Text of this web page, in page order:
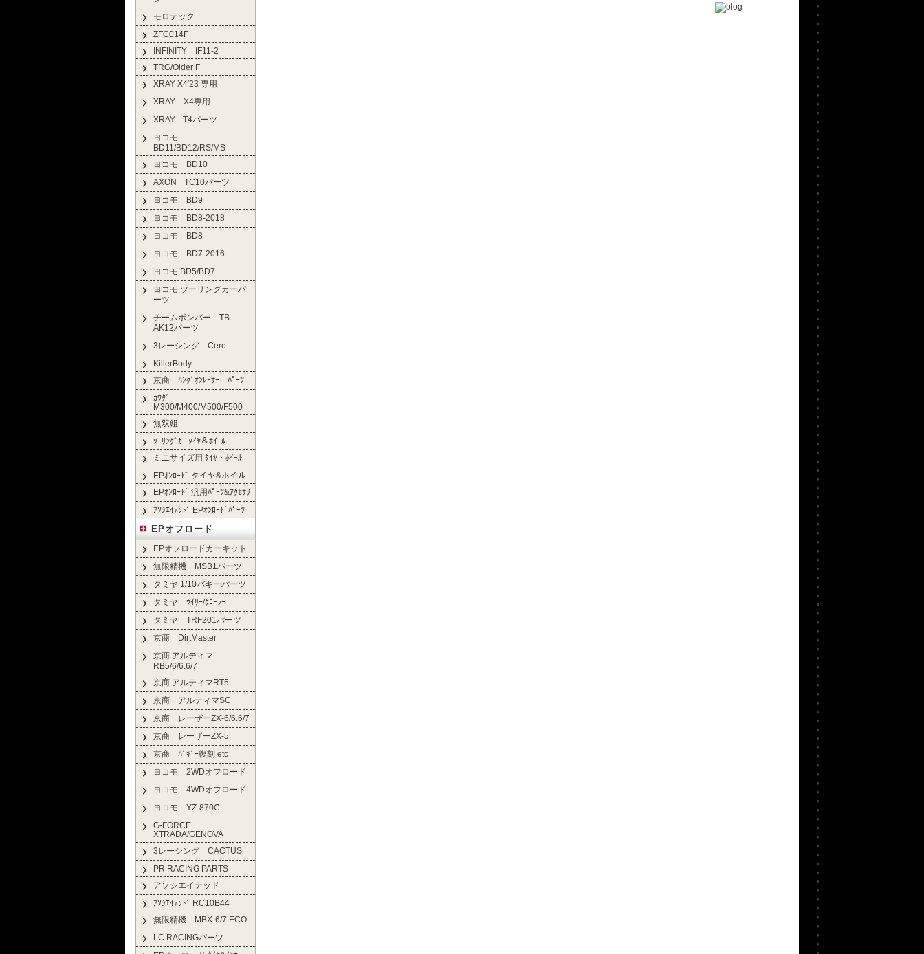
モロテック
ZFC014F
INFINITY IF11-2
TRG/Older F
XRAY X4'23 専用
XRAY X4専用
XRAY T4パーツ
ヨコモ
BD11/BD12/RS/MS
ヨコモ BD10
AXON TC10パーツ
ヨコモ BD9
ヨコモ BD8-2018
ヨコモ BD8
ヨコモ BD7-2016
ヨコモ BD5/BD7
ヨコモ ツーリングカーパ
ーツ
チームボンバー TB-
AK12パーツ
3レーシング Cero
KillerBody
京商 ﾊﾝｸﾞｵﾝﾚｰｻｰ ﾊﾟｰﾂ
ｶﾜﾀﾞ
M300/M400/M500/F500
無双組
ﾂｰﾘﾝｸﾞｶｰ ﾀｲﾔ＆ﾎｲｰﾙ
ミニサイズ用 ﾀｲﾔ・ﾎｲｰﾙ
EPｵﾝﾛｰﾄﾞ タイヤ&ホイル
EPｵﾝﾛｰﾄﾞ 汎用ﾊﾟｰﾂ&ｱｸｾｻﾘ
ｱｿｼｴｲﾃｯﾄﾞ EPｵﾝﾛｰﾄﾞﾊﾟｰﾂ
EPオフロード
EPオフロードカーキット
無限精機 MSB1パーツ
タミヤ 1/10バギーパーツ
タミヤ ｳｲﾘｰ/ｸﾛｰﾗｰ
タミヤ TRF201パーツ
京商 DirtMaster
京商 アルティマ
RB5/6/6.6/7
京商 アルティマRT5
京商 アルティマSC
京商 レーザーZX-6/6.6/7
京商 レーザーZX-5
京商 ﾊﾞｷﾞｰ復刻 etc
ヨコモ 2WDオフロード
ヨコモ 4WDオフロード
ヨコモ YZ-870C
G-FORCE
XTRADA/GENOVA
3レーシング CACTUS
PR RACING PARTS
アソシエイテッド
ｱｿｼｴｲﾃｯﾄﾞ RC10B44
無限精機 MBX-6/7 ECO
LC RACINGパーツ